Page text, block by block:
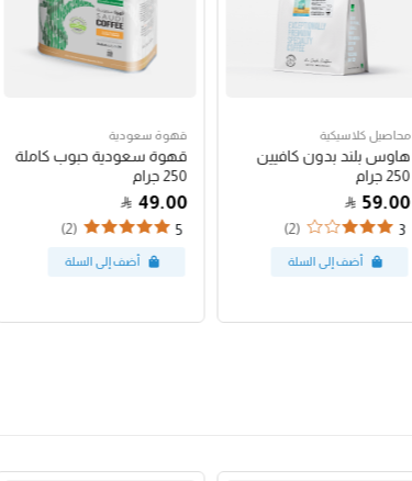
محاصيل كلاسيكية
هاوس بلند بدون كافيين
250 جرام
59.00
3
(2)
قهوة سعودية
قهوة سعودية حبوب كاملة
250 جرام
49.00
5
(2)